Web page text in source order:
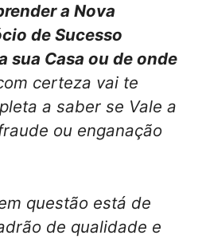
a Nova
de Sucesso
sua Casa ou de onde
certeza vai te
a saber se Vale a
ou enganação
questão está de
de qualidade e